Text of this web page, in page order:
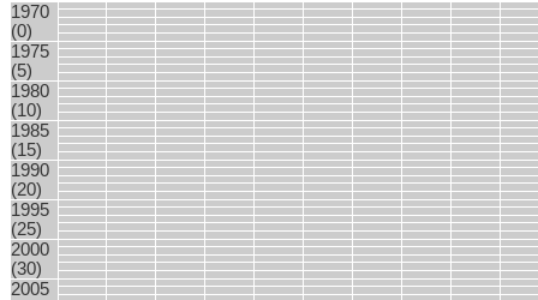
1970
(0)
1975
(5)
1980
(10)
1985
(15)
1990
(20)
1995
(25)
2000
(30)
2005